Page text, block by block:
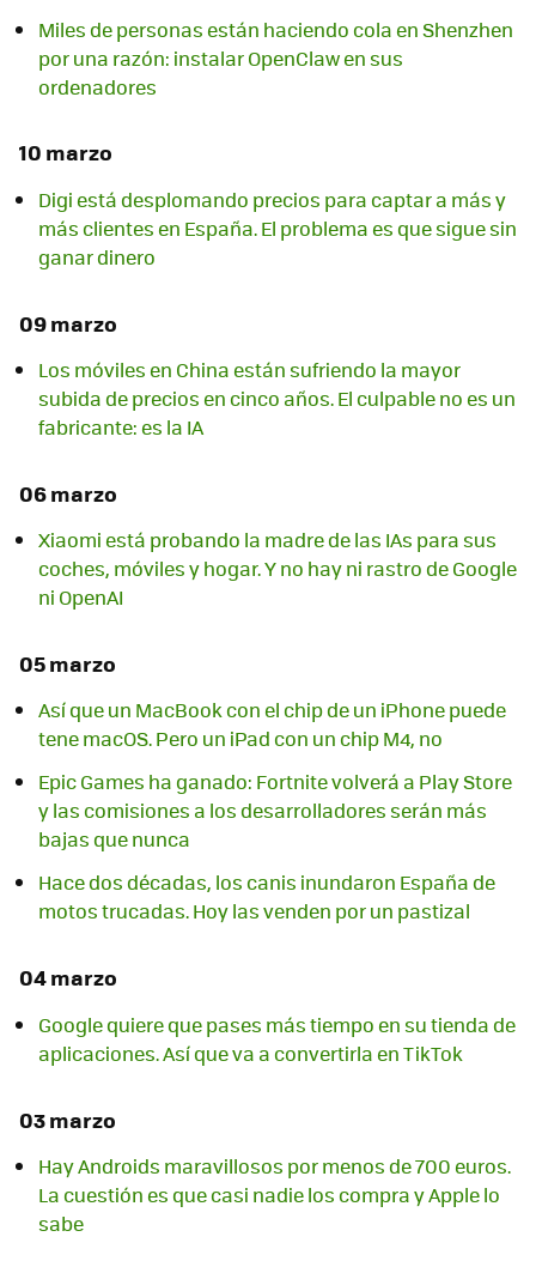
Miles de personas están haciendo cola en Shenzhen
por una razón: instalar OpenClaw en sus
ordenadores
10 marzo
Digi está desplomando precios para captar a más y
más clientes en España. El problema es que sigue sin
ganar dinero
09 marzo
Los móviles en China están sufriendo la mayor
subida de precios en cinco años. El culpable no es un
fabricante: es la IA
06 marzo
Xiaomi está probando la madre de las IAs para sus
coches, móviles y hogar. Y no hay ni rastro de Google
ni OpenAI
05 marzo
Así que un MacBook con el chip de un iPhone puede
tene macOS. Pero un iPad con un chip M4, no
Epic Games ha ganado: Fortnite volverá a Play Store
y las comisiones a los desarrolladores serán más
bajas que nunca
Hace dos décadas, los canis inundaron España de
motos trucadas. Hoy las venden por un pastizal
04 marzo
Google quiere que pases más tiempo en su tienda de
aplicaciones. Así que va a convertirla en TikTok
03 marzo
Hay Androids maravillosos por menos de 700 euros.
La cuestión es que casi nadie los compra y Apple lo
sabe